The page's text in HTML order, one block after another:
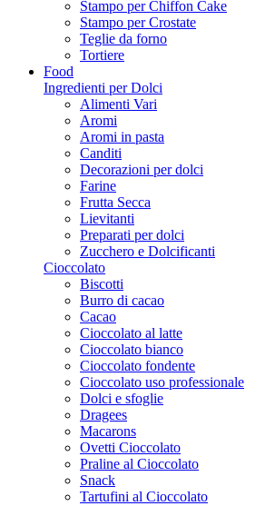
Stampo per Chiffon Cake
Stampo per Crostate
Teglie da forno
Tortiere
Food
Ingredienti per Dolci
Alimenti Vari
Aromi
Aromi in pasta
Canditi
Decorazioni per dolci
Farine
Frutta Secca
Lievitanti
Preparati per dolci
Zucchero e Dolcificanti
Cioccolato
Biscotti
Burro di cacao
Cacao
Cioccolato al latte
Cioccolato bianco
Cioccolato fondente
Cioccolato uso professionale
Dolci e sfoglie
Dragees
Macarons
Ovetti Cioccolato
Praline al Cioccolato
Snack
Tartufini al Cioccolato